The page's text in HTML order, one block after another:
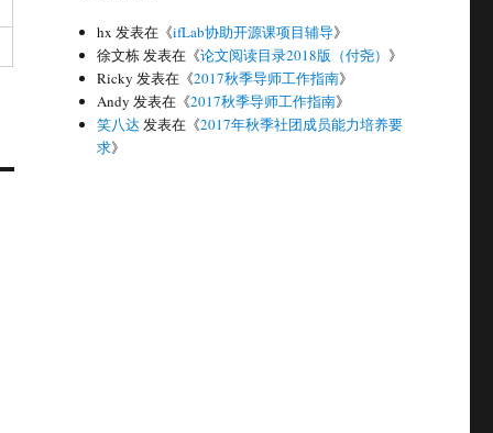
hx 发表在《ifLab协助开源课项目辅导》
徐文栋 发表在《论文阅读目录2018版（付尧） 》
Ricky 发表在《2017秋季导师工作指南》
Andy 发表在《2017秋季导师工作指南》
笑八达 发表在《2017年秋季社团成员能力培养要
求》